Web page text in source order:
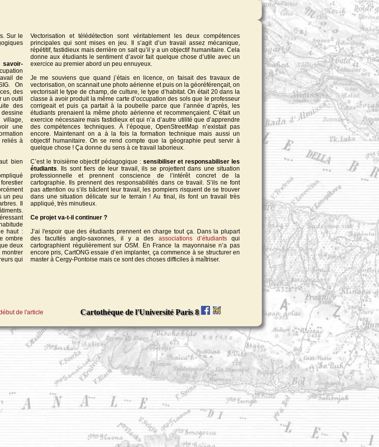
Sur le
savoir-
de
On
des
un outil
des
une
reliés à
bien
un peu
Il
haut :
ombre
deux
montrer
qui
Vectorisation et télédétection sont véritablement les deux compétences
principales qui sont mises en jeu. Il s’agit d’un travail assez mécanique,
répétitif, fastidieux mais derrière on sait qu’il y a un objectif humanitaire. Cela
donne aux étudiants le sentiment d’avoir fait quelque chose d’utile avec un
exercice au premier abord un peu ennuyeux.
Je me souviens que quand j’étais en licence, on faisait des travaux de
vectorisation, on scannait une photo aérienne et puis on la géoréférençait, on
vectorisait le type de champ, de culture, le type d’habitat. On était 20 dans la
classe à avoir produit la même carte d’occupation des sols que le professeur
corrigeait et puis ça partait à la poubelle parce que l’année d’après, les
étudiants prenaient la même photo aérienne et recommençaient. C’était un
exercice nécessaire mais fastidieux et qui n’a d’autre utilité que d’apprendre
des compétences techniques. À l’époque, OpenStreetMap n’existait pas
encore. Maintenant on a à la fois la formation technique mais aussi un
objectif humanitaire. On se rend compte que la géographie peut servir à
quelque chose ! Ça donne du sens à ce travail laborieux.
C’est le troisième objectif pédagogique : sensibiliser et responsabiliser les
étudiants. Ils sont fiers de leur travail, ils se projettent dans une situation
professionnelle et prennent conscience de l’intérêt concret de la
cartographie. Ils prennent des responsabilités dans ce travail. S’ils ne font
pas attention ou s’ils bâclent leur travail, les pompiers risquent de se trouver
dans une situation délicate sur le terrain ! Au final, ils font un travail très
appliqué, très minutieux.
Ce projet va-t-il continuer ?
J’ai l'espoir que des étudiants prennent en charge tout ça. Dans la plupart
des facultés anglo-saxonnes, il y a des associations d’étudiantsqui
cartographient régulièrement sur OSM. En France la mayonnaise n’a pas
encore pris, CartONG essaie d’en implanter, ça commence à se structurer en
master à Cergy-Pontoise mais ce sont des choses difficiles à maîtriser.
de l'article Cartothèque de l'Université Paris 8